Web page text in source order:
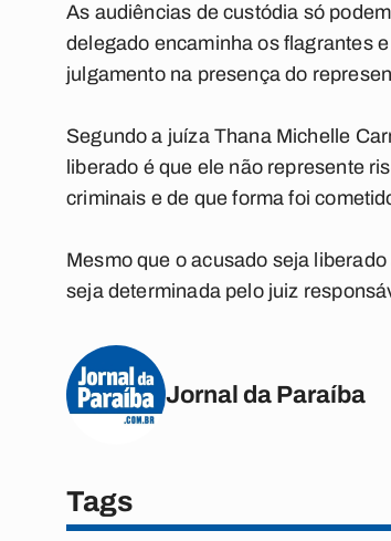
As audiências de custódia só
delegado encaminha os flagrantes
julgamento na presença do
Segundo a juíza Thana Michelle
liberado é que ele não represente
criminais e de que forma foi
Mesmo que o acusado seja
seja determinada pelo juiz
Jornal da Paraíba
Tags